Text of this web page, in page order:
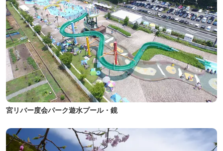
宮リバー度会パーク遊水プール・鏡